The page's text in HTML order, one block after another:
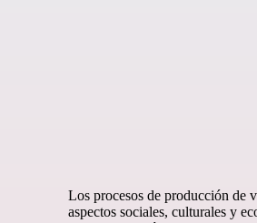
Los procesos de producción de
aspectos sociales, culturales y